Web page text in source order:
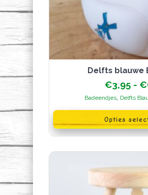
Delfts blauwe
€3,95 - €
Badeendjes, Delfts
Opties
product
heeft
meerdere
variaties.
optie